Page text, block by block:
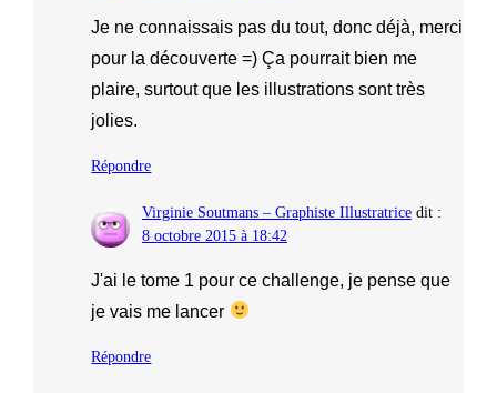
Je ne connaissais pas du tout, donc déjà, merci
pour la découverte =) Ça pourrait bien me
plaire, surtout que les illustrations sont très
jolies.
Répondre
Virginie Soutmans – Graphiste Illustratrice dit :
8 octobre 2015 à 18:42
J'ai le tome 1 pour ce challenge, je pense que
je vais me lancer
Répondre